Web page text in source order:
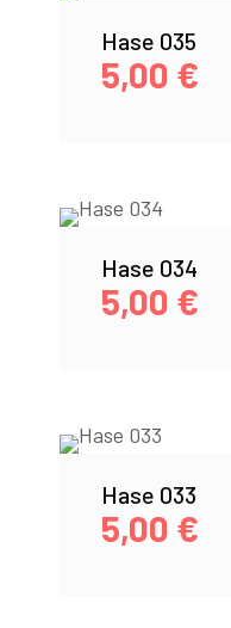
Hase 035
5,00 €
Hase 034
5,00 €
Hase 033
5,00 €